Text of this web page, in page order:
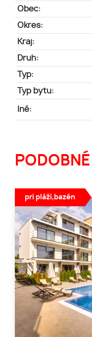
Obec:
Okres:
Kraj:
Druh:
Typ:
Typ bytu:
Iné:
pri pláži,bazén